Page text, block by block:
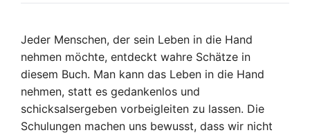
Jeder Menschen, der sein Leben in die Hand
nehmen möchte, entdeckt wahre Schätze in
diesem Buch. Man kann das Leben in die Hand
nehmen, statt es gedankenlos und
schicksalsergeben vorbeigleiten zu lassen. Die
Schulungen machen uns bewusst, dass wir nicht